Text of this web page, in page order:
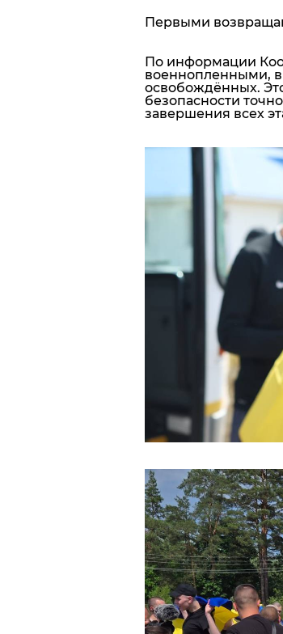
Первыми
По информации
военнопленными, в
освобождённых.
безопасности
завершения всех